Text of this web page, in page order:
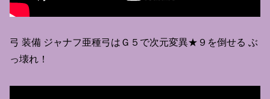
弓 装備 ジャナフ亜種弓はＧ５で次元変異★９を倒せる ぶ
っ壊れ！